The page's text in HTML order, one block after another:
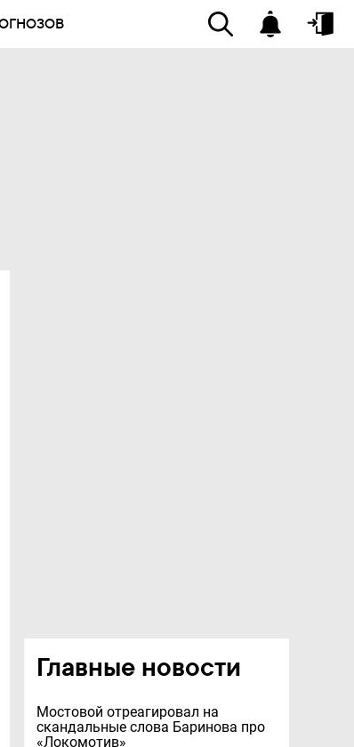
Главные новости
Мостовой отреагировал на
скандальные слова Баринова про
«Локомотив»